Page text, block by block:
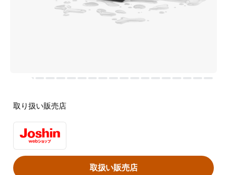
取り扱い販売店
取扱い販売店